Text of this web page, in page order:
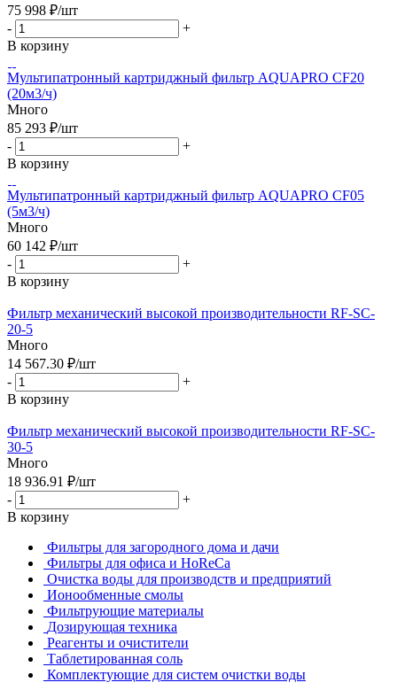
75 998 ₽/шт
-
+
В корзину
Мультипатронный картриджный фильтр AQUAPRO CF20
(20м3/ч)
Много
85 293 ₽/шт
-
+
В корзину
Мультипатронный картриджный фильтр AQUAPRO CF05
(5м3/ч)
Много
60 142 ₽/шт
-
+
В корзину
Фильтр механический высокой производительности RF-SC-
20-5
Много
14 567.30 ₽/шт
-
+
В корзину
Фильтр механический высокой производительности RF-SC-
30-5
Много
18 936.91 ₽/шт
-
+
В корзину
Фильтры для загородного дома и дачи
Фильтры для офиса и HoReCa
Очистка воды для производств и предприятий
Ионообменные смолы
Фильтрующие материалы
Дозирующая техника
Реагенты и очистители
Таблетированная соль
Комплектующие для систем очистки воды